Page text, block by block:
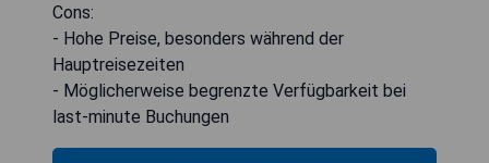
Cons:
- Hohe Preise, besonders während der
Hauptreisezeiten
- Möglicherweise begrenzte Verfügbarkeit bei
last-minute Buchungen